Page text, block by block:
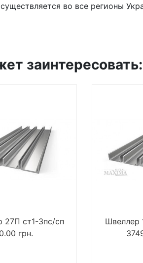
во все регионы
заинтересовать:
27П ст1-3пс/сп
0.00 грн.
Швеллер